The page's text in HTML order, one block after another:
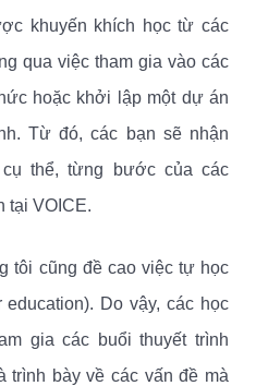
khuyến khích học từ các
qua việc tham gia vào các
hoặc khởi lập một dự án
Từ đó, các bạn sẽ nhận
thể, từng bước của các
tại VOICE.
tôi cũng đề cao việc tự học
Do vậy, các học
gia các buổi thuyết trình
trình bày về các vấn đề mà